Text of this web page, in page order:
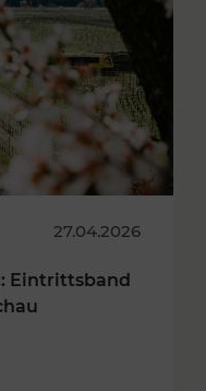
27.04.2026
Eintrittsband